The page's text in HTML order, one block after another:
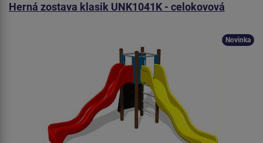
Herná zostava klasik UNK1041K - celokovová
Novinka